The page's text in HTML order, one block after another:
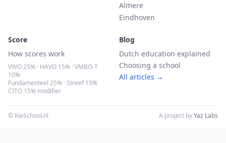
Almere
Eindhoven
Score
How scores work
VWO 25% · HAVO 15% · VMBO-T
10%
Fundamenteel 25% · Streef 15%
CITO 15% modifier
Blog
Dutch education explained
Choosing a school
All articles →
© KieSchool.nl A project byYaz Labs